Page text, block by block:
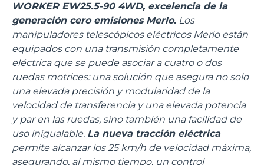
WORKER EW25.5-90 4WD, excelencia de la
generación cero emisiones Merlo. Los
manipuladores telescópicos eléctricos Merlo están
equipados con una transmisión completamente
eléctrica que se puede asociar a cuatro o dos
ruedas motrices: una solución que asegura no solo
una elevada precisión y modularidad de la
velocidad de transferencia y una elevada potencia
y par en las ruedas, sino también una facilidad de
uso inigualable. La nueva tracción eléctrica
permite alcanzar los 25 km/h de velocidad máxima,
asegurando, al mismo tiempo, un control